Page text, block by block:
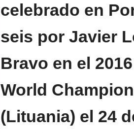
celebrado en
seis por Javier
Bravo en el
World
(Lituania) el 24